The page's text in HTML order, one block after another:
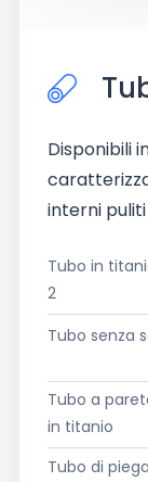
Disponibili
interni
Tubo in
2
Tubo senza
Tubo a
in titanio
Tubo di